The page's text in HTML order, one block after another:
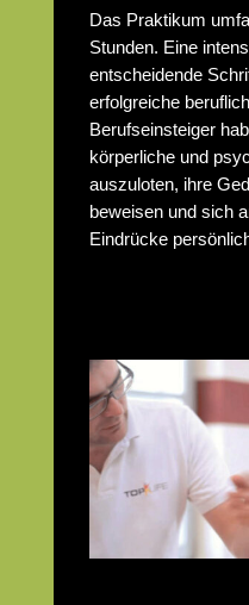
Das Praktikum
Stunden. Eine
entscheidende
erfolgreiche
Berufseinsteiger
körperliche und
auszuloten, ihre
beweisen und sich
Eindrücke